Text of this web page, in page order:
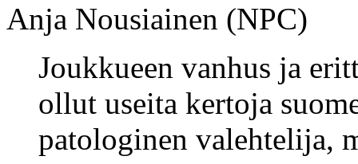
Anja Nousiainen (NPC)
Joukkueen vanhus ja
ollut useita kertoja
patologinen valehtelija,